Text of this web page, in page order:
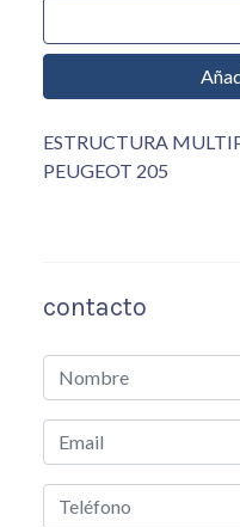
ESTRUCTURA
PEUGEOT 205
contacto